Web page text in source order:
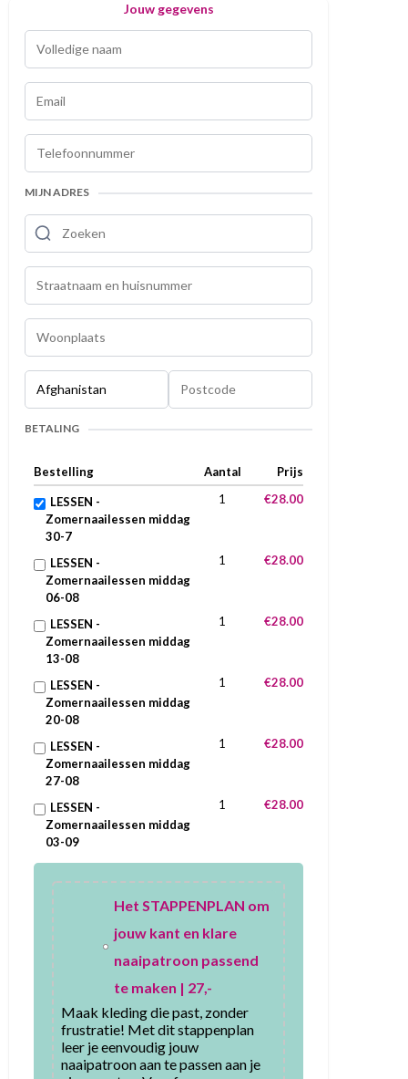
Jouw gegevens
MIJN ADRES
BETALING
Bestelling Aantal Prijs
LESSEN -
Zomernaailessen middag
30-7
1 €28.00
LESSEN -
Zomernaailessen middag
06-08
1 €28.00
LESSEN -
Zomernaailessen middag
13-08
1 €28.00
LESSEN -
Zomernaailessen middag
20-08
1 €28.00
LESSEN -
Zomernaailessen middag
27-08
1 €28.00
LESSEN -
Zomernaailessen middag
03-09
1 €28.00
Het STAPPENPLAN om
jouw kant en klare
naaipatroon passend
te maken | 27,-
Maak kleding die past, zonder
frustratie! Met dit stappenplan
leer je eenvoudig jouw
naaipatroon aan te passen aan je